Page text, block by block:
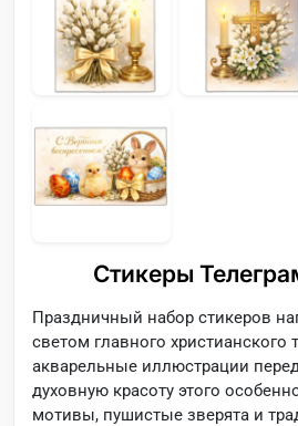
Стикеры
Праздничный набор стикеров
светом главного
акварельные иллюстрации
духовную красоту этого
мотивы, пушистые зверята и